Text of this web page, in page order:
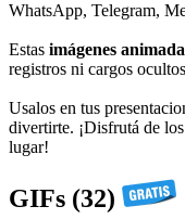
WhatsApp, Telegram,
Estas imágenes
registros ni cargos
Usalos en tus
divertirte. ¡Disfrutá de
lugar!
GIFs (32)